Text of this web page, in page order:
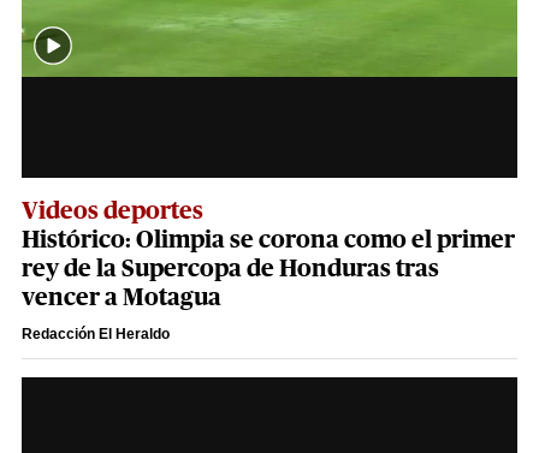
Videos deportes
Histórico: Olimpia se corona como el primer
rey de la Supercopa de Honduras tras
vencer a Motagua
Redacción El Heraldo